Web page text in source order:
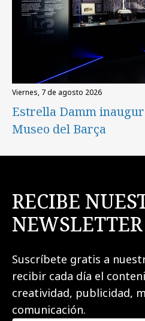
viernes, 7 de agosto 2026
Estrella Damm
Museo del Barça
RECIBE
NEWSLETTER
Suscríbete gratis a
recibir cada día el
creatividad, publicidad,
comunicación.